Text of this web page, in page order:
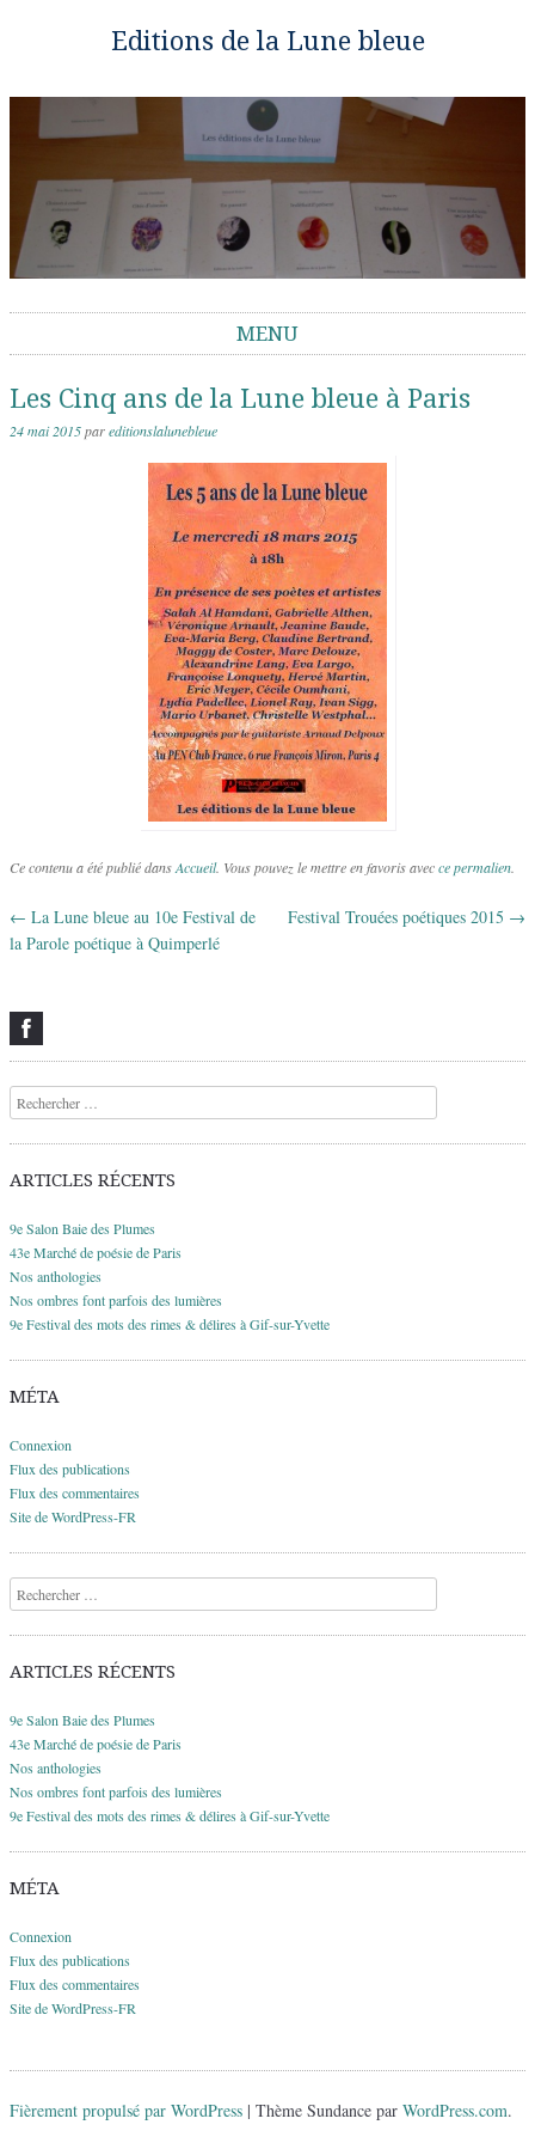
Editions de la Lune bleue
MENU
Les Cinq ans de la Lune bleue à Paris
24 mai 2015pareditionslalunebleue
Ce contenu a été publié dansAccueil. Vous pouvez le mettre en favoris avecce permalien.
Navigation des articles
← La Lune bleue au 10e Festival de
la Parole poétique à Quimperlé
Festival Trouées poétiques 2015 →
Recherche
ARTICLES RÉCENTS
9e Salon Baie des Plumes
43e Marché de poésie de Paris
Nos anthologies
Nos ombres font parfois des lumières
9e Festival des mots des rimes & délires à Gif-sur-Yvette
MÉTA
Connexion
Flux des publications
Flux des commentaires
Site de WordPress-FR
Recherche
ARTICLES RÉCENTS
9e Salon Baie des Plumes
43e Marché de poésie de Paris
Nos anthologies
Nos ombres font parfois des lumières
9e Festival des mots des rimes & délires à Gif-sur-Yvette
MÉTA
Connexion
Flux des publications
Flux des commentaires
Site de WordPress-FR
Fièrement propulsé par WordPress | Thème Sundance par WordPress.com.